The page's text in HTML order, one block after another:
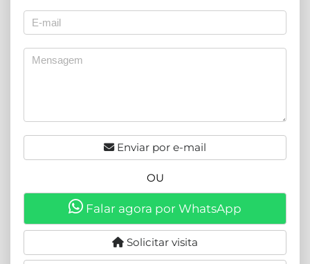
Enviar por e-mail
OU
Falar agora por WhatsApp
Solicitar visita